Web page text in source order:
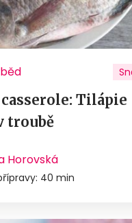
casserole: Tilápie
troubě
Horovská
40 min